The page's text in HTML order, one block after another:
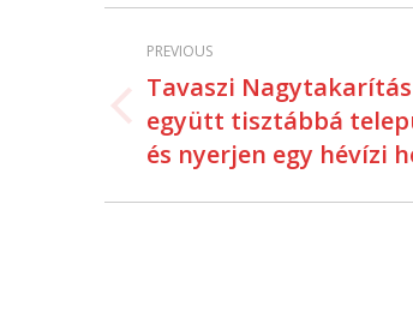
Post
navigation
PREVIOUS
Previous
post:
Tavaszi
együtt tisztábbá
és nyerjen egy hévízi